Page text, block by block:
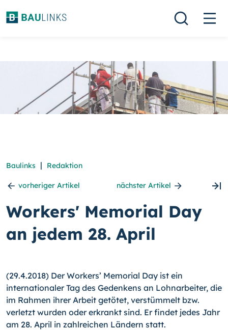
Baulinks | Redaktion
vorheriger Artikel nächster Artikel
Workers' Memorial Day
an jedem 28. April
(29.4.2018) Der Workers’ Memorial Day ist ein
internationaler Tag des Gedenkens an Lohnarbeiter, die
im Rahmen ihrer Arbeit getötet, verstümmelt bzw.
verletzt wurden oder erkrankt sind. Er findet jedes Jahr
am 28. April in zahlreichen Ländern statt.